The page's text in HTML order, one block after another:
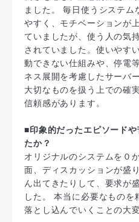
ました。 毎日使うシステム
やすく、モチベーションが
ていましたが、使う人の気
されていました。使いやす
動できない仕組みや、停電
ネス展開を考慮したサーバ
大切なものを扱う上での確
信頼感があります。
■印象的だったエピソード
たか？
オリジナルのシステムを０
面、ディスカッションが盛
ん出てきたりして、要求が
した。 本当に必要なものを
落とし込んでいくことの大